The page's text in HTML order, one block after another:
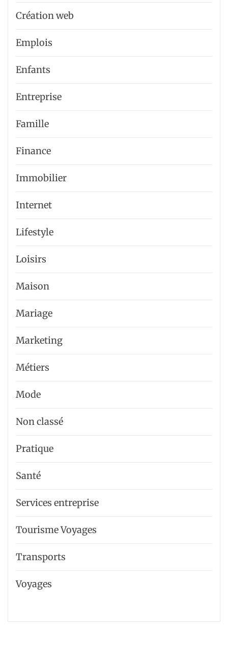
Création web
Emplois
Enfants
Entreprise
Famille
Finance
Immobilier
Internet
Lifestyle
Loisirs
Maison
Mariage
Marketing
Métiers
Mode
Non classé
Pratique
Santé
Services entreprise
Tourisme Voyages
Transports
Voyages